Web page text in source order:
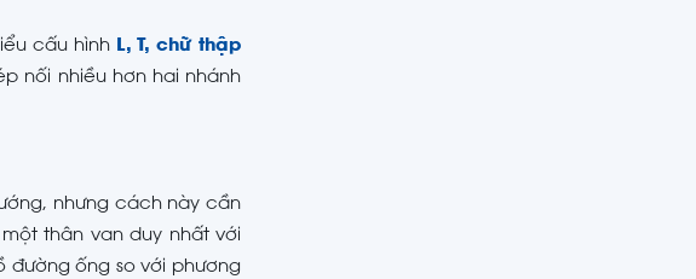
cấu hình L, T, chữ thập
nối nhiều hơn hai nhánh
nhưng cách này cần
thân van duy nhất với
đường ống so với phương